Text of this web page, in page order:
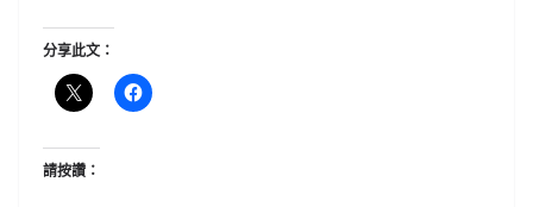
分享此文：
請按讚：